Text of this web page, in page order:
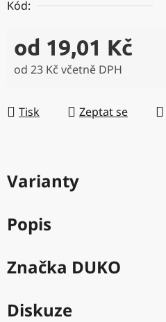
Kód:
od 19,01 Kč
od 23 Kč včetně DPH
Tisk
Zeptat se
Varianty
Popis
Značka DUKO
Diskuze